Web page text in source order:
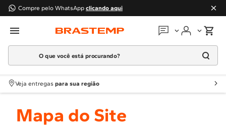
Compre pelo WhatsApp clicando aqui
Em que podemos
O que você está procurando?
Termos mais buscados
1º Geladeira
2
Fogao
Veja entregas para sua região
Mapa do Site